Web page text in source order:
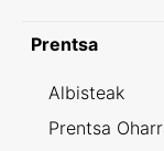
Prentsa
Albisteak
Prentsa